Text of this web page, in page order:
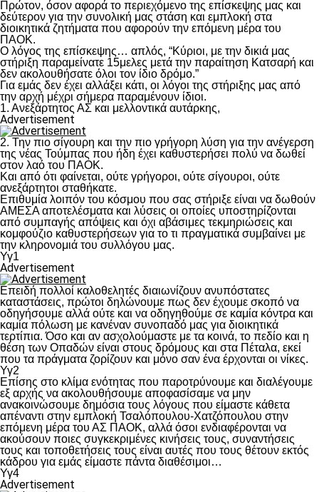
Πρώτον, όσον αφορά το περιεχόμενο της επίσκεψης μας και
δεύτερον για την συνολική μας στάση και εμπλοκή στα
διοικητικά ζητήματα που αφορούν την επόμενη μέρα του
ΠΑΟΚ.
Ο λόγος της επίσκεψης… απλός, “Κύριοι, με την δικιά μας
στήριξη παραμείνατε 15μελες μετά την παραίτηση Κατσαρή και
δεν ακολουθήσατε όλοι τον ίδιο δρόμο.”
Για εμάς δεν έχει αλλάξει κάτι, οι λόγοι της στήριξης μας από
την αρχή μέχρι σήμερα παραμένουν ίδιοι.
1. Ανεξάρτητος ΑΣ και μελλοντικά αυτάρκης,
Advertisement
2. Την πιο σίγουρη και την πιο γρήγορη λύση για την ανέγερση
της νέας Τούμπας που ήδη έχει καθυστερήσει πολύ να δωθεί
στον λαό του ΠΑΟΚ.
Και από ότι φαίνεται, ούτε γρήγοροι, ούτε σίγουροι, ούτε
ανεξάρτητοι σταθήκατε.
Επιθυμία λοιπόν του κόσμου που σας στήριξε είναι να δωθούν
ΑΜΕΣΑ αποτελέσματα και λύσεις οι οποίες υποστηρίζονται
από συμπαγής απόψεις και όχι αβάσιμες τεκμηριώσεις και
κομφούζιο καθυστερήσεων για το τι πραγματικά συμβαίνει με
την κληρονομιά του συλλόγου μας.
Υγ1
Advertisement
Επειδή πολλοί καλοθελητές διαιωνίζουν ανυπόστατες
καταστάσεις, πρώτοι δηλώνουμε πως δεν έχουμε σκοπό να
οδηγήσουμε αλλά ούτε και να οδηγηθούμε σε καμία κόντρα και
καμία πόλωση με κανέναν συνοπαδό μας για διοικητικά
τερτίπια. Όσο και αν ασχολούμαστε με τα κοινά, το πεδίο και η
θέση των Οπαδών είναι στους δρόμους και στα Πέταλα, εκεί
που τα πράγματα ζορίζουν και μόνο σαν ένα έρχονται οι νίκες.
Υγ2
Επίσης στο κλίμα ενότητας που παροτρύνουμε και διαλέγουμε
εξ αρχής να ακολουθήσουμε αποφασίσαμε να μην
ανακοινώσουμε δημόσια τους λόγους που είμαστε κάθετα
απέναντι στην εμπλοκή Τσαλόπουλου-Χατζόπουλου στην
επόμενη μέρα του ΑΣ ΠΑΟΚ, αλλά όσοι ενδιαφέρονται να
ακούσουν ποιες συγκεκριμένες κινήσεις τους, συναντήσεις
τους και τοποθετήσεις τους είναι αυτές που τους θέτουν εκτός
κάδρου για εμάς είμαστε πάντα διαθέσιμοι…
Υγ4
Advertisement